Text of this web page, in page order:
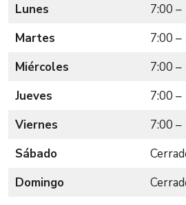
Lunes
7:00 –
Martes
7:00 –
Miércoles
7:00 –
Jueves
7:00 –
Viernes
7:00 –
Sábado
Domingo